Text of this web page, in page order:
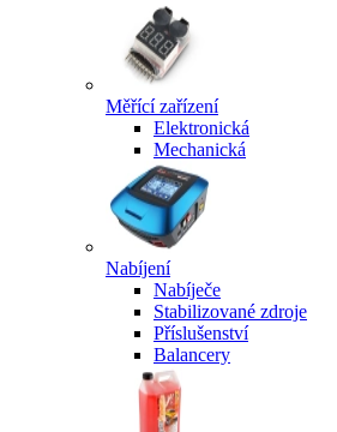
Měřící zařízení
Elektronická
Mechanická
Nabíjení
Nabíječe
Stabilizované zdroje
Příslušenství
Balancery